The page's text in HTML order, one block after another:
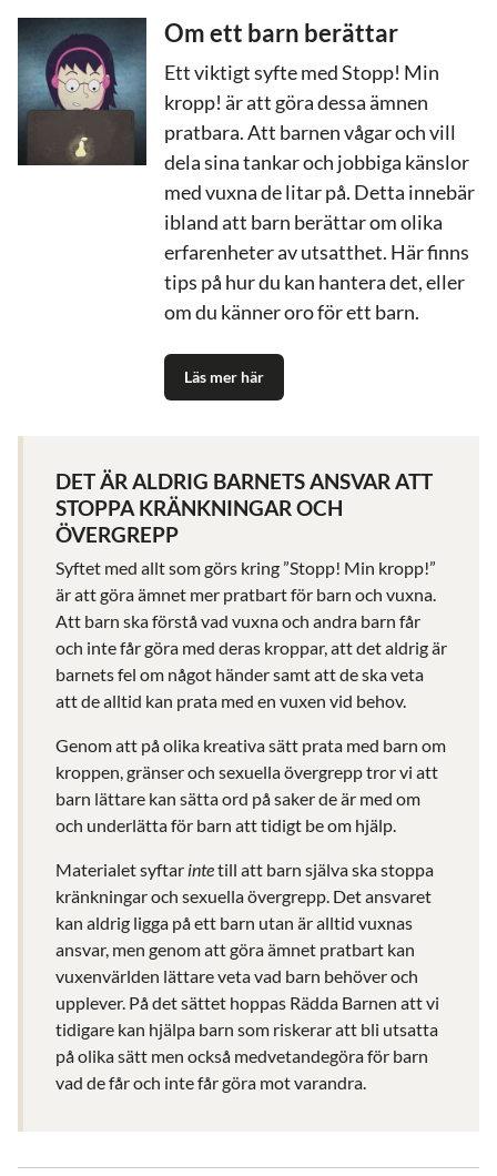
Om ett barn berättar
Ett viktigt syfte med Stopp! Min
kropp! är att göra dessa ämnen
pratbara. Att barnen vågar och vill
dela sina tankar och jobbiga känslor
med vuxna de litar på. Detta innebär
ibland att barn berättar om olika
erfarenheter av utsatthet. Här finns
tips på hur du kan hantera det, eller
om du känner oro för ett barn.
Läs mer här
DET ÄR ALDRIG BARNETS ANSVAR ATT
STOPPA KRÄNKNINGAR OCH
ÖVERGREPP
Syftet med allt som görs kring ”Stopp! Min kropp!”
är att göra ämnet mer pratbart för barn och vuxna.
Att barn ska förstå vad vuxna och andra barn får
och inte får göra med deras kroppar, att det aldrig är
barnets fel om något händer samt att de ska veta
att de alltid kan prata med en vuxen vid behov.
Genom att på olika kreativa sätt prata med barn om
kroppen, gränser och sexuella övergrepp tror vi att
barn lättare kan sätta ord på saker de är med om
och underlätta för barn att tidigt be om hjälp.
Materialet syftar intetill att barn själva ska stoppa
kränkningar och sexuella övergrepp. Det ansvaret
kan aldrig ligga på ett barn utan är alltid vuxnas
ansvar, men genom att göra ämnet pratbart kan
vuxenvärlden lättare veta vad barn behöver och
upplever. På det sättet hoppas Rädda Barnen att vi
tidigare kan hjälpa barn som riskerar att bli utsatta
på olika sätt men också medvetandegöra för barn
vad de får och inte får göra mot varandra.